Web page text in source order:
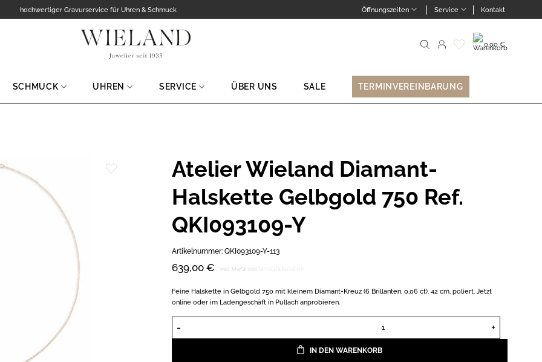
hochwertiger Gravurservice für Uhren & Schmuck Öffnungszeiten Service Kontakt
Suche
0,00€
SCHMUCK UHREN SERVICE ÜBER UNS SALE TERMINVEREINBARUNG
Atelier Wieland Diamant-
Halskette Gelbgold 750 Ref.
QKI093109-Y
Artikelnummer: QKI093109-Y-113
639,00 € inkl. MwSt. inkl.
Feine Halskette in Gelbgold 750 mit kleinem Diamant-Kreuz (6 Brillanten, 0,06 ct). 42 cm, poliert. Jetzt
online oder im Ladengeschäft in Pullach anprobieren.
Atelier Wieland Diamant-Halskette Gelbgold 750 Ref. QKI093109-
IN DEN WARENKORB